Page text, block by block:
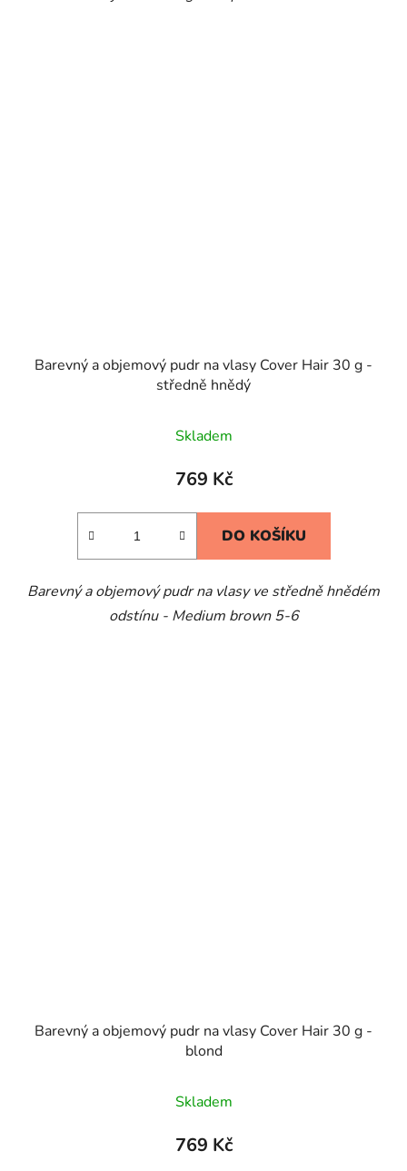
Barevný a objemový pudr na vlasy Cover Hair 30 g -
středně hnědý
Skladem
769 Kč
DO KOŠÍKU
Barevný a objemový pudr na vlasy ve středně hnědém
odstínu - Medium brown 5-6
Barevný a objemový pudr na vlasy Cover Hair 30 g -
blond
Skladem
769 Kč